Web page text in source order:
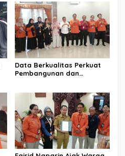
Data Berkualitas Perkuat
Pembangunan dan